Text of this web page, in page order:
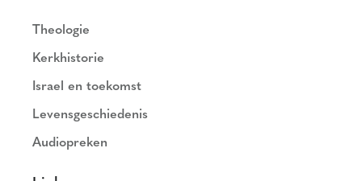
Theologie
Kerkhistorie
Israel en toekomst
Levensgeschiedenis
Audiopreken